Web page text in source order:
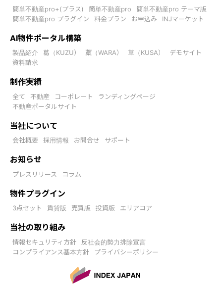
簡単不動産pro+(プラス) 簡単不動産pro
簡単不動産pro テーマ版
簡単不動産pro プラグイン
料金プラン お申込み INJマーケット
AI物件ポータル構築
製品紹介 葛（KUZU） 藁（WARA） 草（KUSA）
デモサイト
資料請求
制作実績
全て 不動産 コーポレート
ランディングページ
不動産ポータルサイト
当社について
会社概要 採用情報 お問合せ サポート
お知らせ
プレスリリース コラム
物件プラグイン
3点セット 賃貸版 売買版 投資版 エリアコア
当社の取り組み
情報セキュリティ方針
反社会的勢力排除宣言
コンプライアンス基本方針
プライバシーポリシー